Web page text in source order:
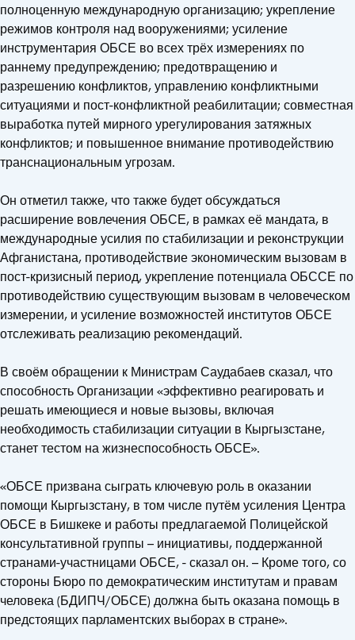
полноценную международную организацию; укрепление
режимов контроля над вооружениями; усиление
инструментария ОБСЕ во всех трёх измерениях по
раннему предупреждению; предотвращению и
разрешению конфликтов, управлению конфликтными
ситуациями и пост-конфликтной реабилитации; совместная
выработка путей мирного урегулирования затяжных
конфликтов; и повышенное внимание противодействию
транснациональным угрозам.
Он отметил также, что также будет обсуждаться
расширение вовлечения ОБСЕ, в рамках её мандата, в
международные усилия по стабилизации и реконструкции
Афганистана, противодействие экономическим вызовам в
пост-кризисный период, укрепление потенциала ОБССЕ по
противодействию существующим вызовам в человеческом
измерении, и усиление возможностей институтов ОБСЕ
отслеживать реализацию рекомендаций.
В своём обращении к Министрам Саудабаев сказал, что
способность Организации «эффективно реагировать и
решать имеющиеся и новые вызовы, включая
необходимость стабилизации ситуации в Кыргызстане,
станет тестом на жизнеспособность ОБСЕ».
«ОБСЕ призвана сыграть ключевую роль в оказании
помощи Кыргызстану, в том числе путём усиления Центра
ОБСЕ в Бишкеке и работы предлагаемой Полицейской
консультативной группы – инициативы, поддержанной
странами-участницами ОБСЕ, - сказал он. – Кроме того, со
стороны Бюро по демократическим институтам и правам
человека (БДИПЧ/ОБСЕ) должна быть оказана помощь в
предстоящих парламентских выборах в стране».